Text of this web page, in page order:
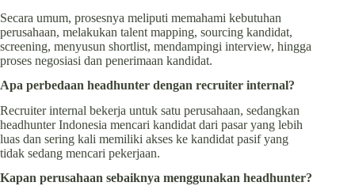
Secara umum, prosesnya meliputi memahami kebutuhan
perusahaan, melakukan talent mapping, sourcing kandidat,
screening, menyusun shortlist, mendampingi interview, hingga
proses negosiasi dan penerimaan kandidat.
Apa perbedaan headhunter dengan recruiter internal?
Recruiter internal bekerja untuk satu perusahaan, sedangkan
headhunter Indonesia mencari kandidat dari pasar yang lebih
luas dan sering kali memiliki akses ke kandidat pasif yang
tidak sedang mencari pekerjaan.
Kapan perusahaan sebaiknya menggunakan headhunter?